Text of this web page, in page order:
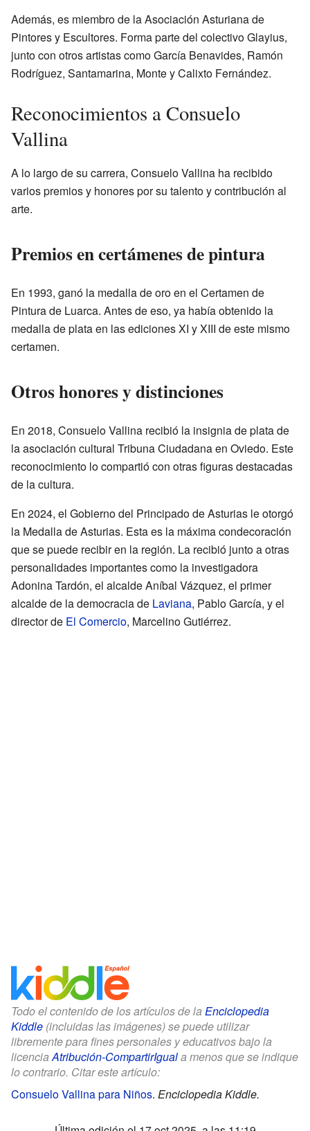
Además, es miembro de la Asociación Asturiana de
Pintores y Escultores. Forma parte del colectivo Glayius,
junto con otros artistas como García Benavides, Ramón
Rodríguez, Santamarina, Monte y Calixto Fernández.
Reconocimientos a Consuelo
Vallina
A lo largo de su carrera, Consuelo Vallina ha recibido
varios premios y honores por su talento y contribución al
arte.
Premios en certámenes de pintura
En 1993, ganó la medalla de oro en el Certamen de
Pintura de Luarca. Antes de eso, ya había obtenido la
medalla de plata en las ediciones XI y XIII de este mismo
certamen.
Otros honores y distinciones
En 2018, Consuelo Vallina recibió la insignia de plata de
la asociación cultural Tribuna Ciudadana en Oviedo. Este
reconocimiento lo compartió con otras figuras destacadas
de la cultura.
En 2024, el Gobierno del Principado de Asturias le otorgó
la Medalla de Asturias. Esta es la máxima condecoración
que se puede recibir en la región. La recibió junto a otras
personalidades importantes como la investigadora
Adonina Tardón, el alcalde Aníbal Vázquez, el primer
alcalde de la democracia de Laviana, Pablo García, y el
director de El Comercio, Marcelino Gutiérrez.
Todo el contenido de los artículos de la Enciclopedia
Kiddle (incluidas las imágenes) se puede utilizar
libremente para fines personales y educativos bajo la
licenciaAtribución-CompartirIguala menos que se indique
lo contrario. Citar este artículo:
Consuelo Vallina para Niños. Enciclopedia Kiddle.